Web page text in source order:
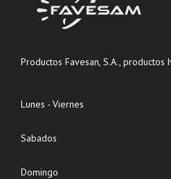
Productos Favesan, S.A., productos
Lunes - Viernes
Sabados
Domingo